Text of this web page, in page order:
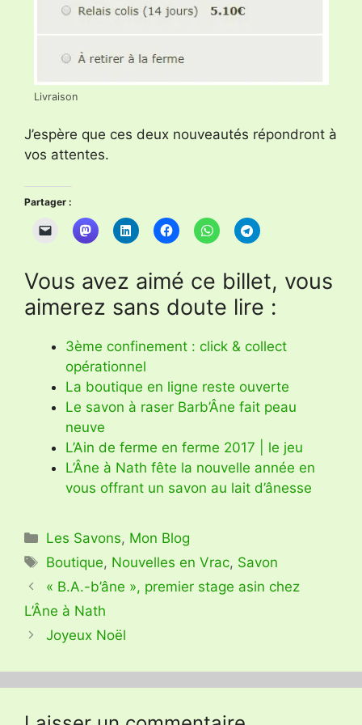
Livraison
J’espère que ces deux nouveautés répondront à
vos attentes.
Partager :
Vous avez aimé ce billet, vous
aimerez sans doute lire :
3ème confinement : click & collect
opérationnel
La boutique en ligne reste ouverte
Le savon à raser Barb’Âne fait peau
neuve
L’Ain de ferme en ferme 2017 | le jeu
L’Âne à Nath fête la nouvelle année en
vous offrant un savon au lait d’ânesse
Catégories
Les Savons, Mon Blog
Étiquettes
Boutique, Nouvelles en Vrac, Savon
« B.A.-b’âne », premier stage asin chez
L’Âne à Nath
Joyeux Noël